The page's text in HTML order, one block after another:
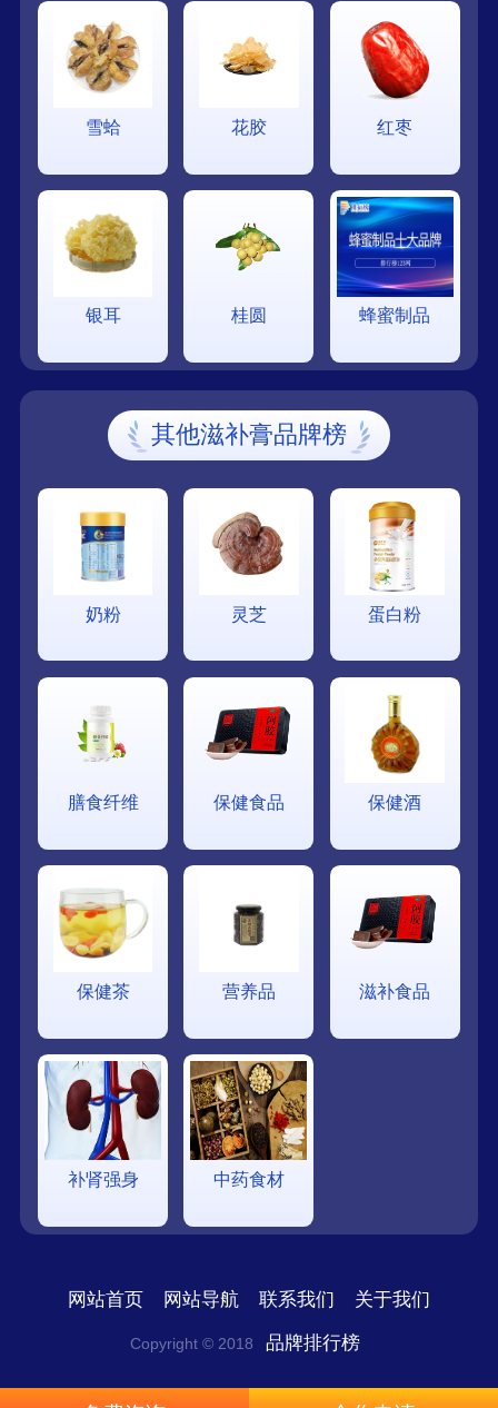
雪蛤 花胶 红枣
银耳 桂圆 蜂蜜制品
其他滋补膏品牌榜
奶粉 灵芝 蛋白粉
膳食纤维 保健食品 保健酒
保健茶 营养品 滋补食品
补肾强身 中药食材
网站首页 网站导航 联系我们 关于我们
Copyright © 2018 品牌排行榜